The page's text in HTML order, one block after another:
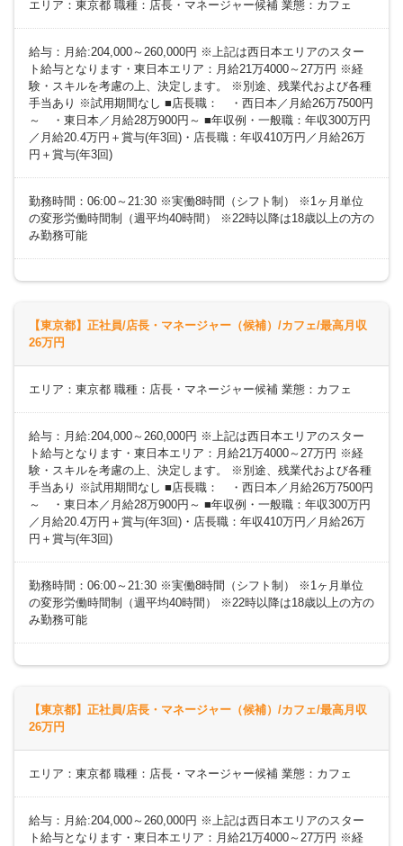
エリア：東京都 職種：店長・マネージャー候補 業態：カフェ
給与：月給:204,000～260,000円 ※上記は西日本エリアのスター
ト給与となります・東日本エリア：月給21万4000～27万円 ※経
験・スキルを考慮の上、決定します。 ※別途、残業代および各種
手当あり ※試用期間なし ■店長職： ・西日本／月給26万7500円
～ ・東日本／月給28万900円～ ■年収例・一般職：年収300万円
／月給20.4万円＋賞与(年3回)・店長職：年収410万円／月給26万
円＋賞与(年3回)
勤務時間：06:00～21:30 ※実働8時間（シフト制） ※1ヶ月単位
の変形労働時間制（週平均40時間） ※22時以降は18歳以上の方の
み勤務可能
【東京都】正社員/店長・マネージャー（候補）/カフェ/最高月収
26万円
エリア：東京都 職種：店長・マネージャー候補 業態：カフェ
給与：月給:204,000～260,000円 ※上記は西日本エリアのスター
ト給与となります・東日本エリア：月給21万4000～27万円 ※経
験・スキルを考慮の上、決定します。 ※別途、残業代および各種
手当あり ※試用期間なし ■店長職： ・西日本／月給26万7500円
～ ・東日本／月給28万900円～ ■年収例・一般職：年収300万円
／月給20.4万円＋賞与(年3回)・店長職：年収410万円／月給26万
円＋賞与(年3回)
勤務時間：06:00～21:30 ※実働8時間（シフト制） ※1ヶ月単位
の変形労働時間制（週平均40時間） ※22時以降は18歳以上の方の
み勤務可能
【東京都】正社員/店長・マネージャー（候補）/カフェ/最高月収
26万円
エリア：東京都 職種：店長・マネージャー候補 業態：カフェ
給与：月給:204,000～260,000円 ※上記は西日本エリアのスター
ト給与となります・東日本エリア：月給21万4000～27万円 ※経